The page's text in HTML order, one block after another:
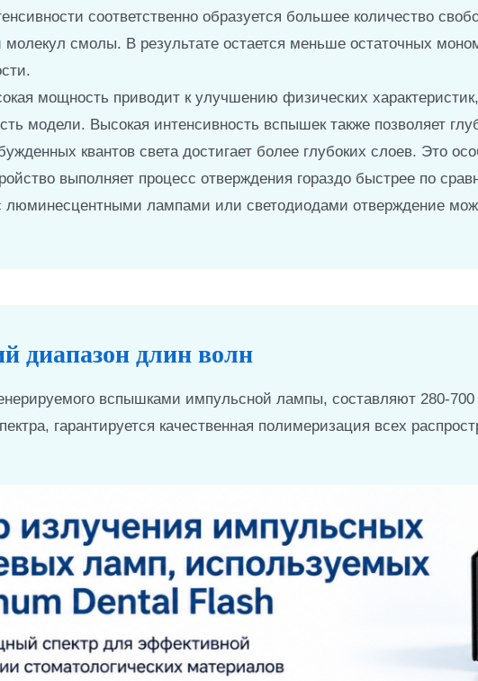
соответственно образуется большее количество
смолы. В результате остается меньше остаточных
мощность приводит к улучшению физических
модели. Высокая интенсивность вспышек также позволяет
квантов света достигает более глубоких слоев. Это
выполняет процесс отверждения гораздо быстрее по
люминесцентными лампами или светодиодами отверждение
диапазон длин волн
вспышками импульсной лампы, составляют 280-
гарантируется качественная полимеризация всех